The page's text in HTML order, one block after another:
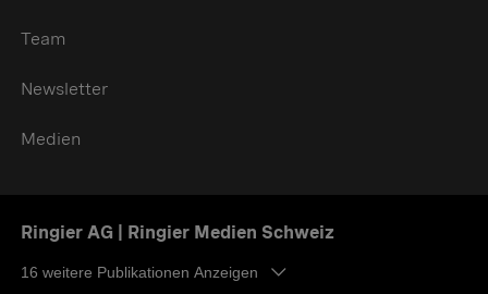
Team
Newsletter
Medien
Ringier AG | Ringier Medien Schweiz
16 weitere Publikationen Anzeigen